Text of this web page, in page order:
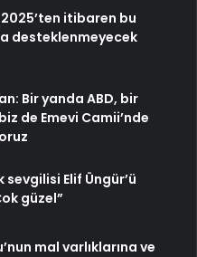
itibaren bu
desteklenmeyecek
Bir yanda ABD, bir
de Emevi Camii’nde
sevgilisi Elif Üngür’ü
güzel”
mal varlıklarına ve